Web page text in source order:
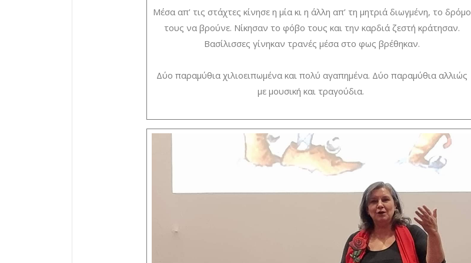
Μέσα απ’ τις στάχτες κίνησε η μία κι η άλλη απ’ τη μητριά διωγμένη, το δρόμο
τους να βρούνε. Νίκησαν το φόβο τους και την καρδιά ζεστή κράτησαν.
Βασίλισσες γίνηκαν τρανές μέσα στο φως βρέθηκαν.
Δύο παραμύθια χιλιοειπωμένα και πολύ αγαπημένα. Δύο παραμύθια αλλιώς
με μουσική και τραγούδια.